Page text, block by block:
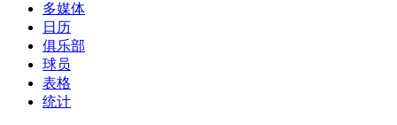
多媒体
日历
俱乐部
球员
表格
统计